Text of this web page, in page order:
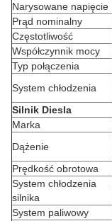
Narysowane napięcie
Prąd nominalny
Częstotliwość
Współczynnik mocy
Typ połączenia
System chłodzenia
Silnik Diesla
Marka
Dążenie
Prędkość obrotowa
System chłodzenia
silnika
System paliwowy